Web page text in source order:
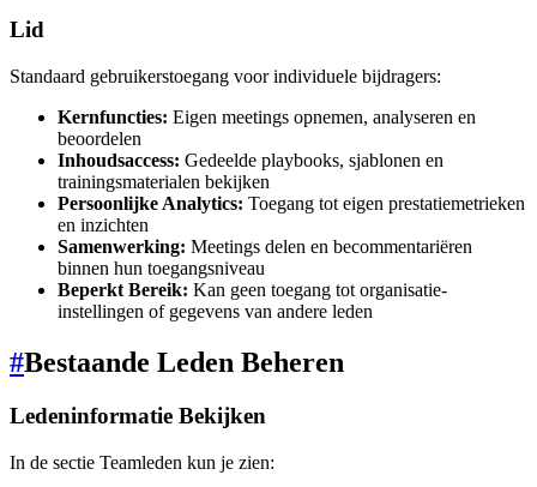
Lid
Standaard gebruikerstoegang voor individuele bijdragers:
Kernfuncties: Eigen meetings opnemen, analyseren en
beoordelen
Inhoudsaccess: Gedeelde playbooks, sjablonen en
trainingsmaterialen bekijken
Persoonlijke Analytics: Toegang tot eigen prestatiemetrieken
en inzichten
Samenwerking: Meetings delen en becommentariëren
binnen hun toegangsniveau
Beperkt Bereik: Kan geen toegang tot organisatie-
instellingen of gegevens van andere leden
#Bestaande Leden Beheren
Ledeninformatie Bekijken
In de sectie Teamleden kun je zien: